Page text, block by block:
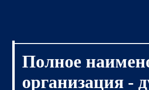
Полное
организация -